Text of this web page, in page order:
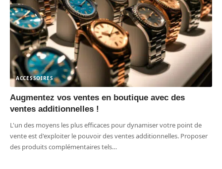
ACCESSOIRES
Augmentez vos ventes en boutique avec des
ventes additionnelles !
L'un des moyens les plus efficaces pour dynamiser votre point de
vente est d'exploiter le pouvoir des ventes additionnelles. Proposer
des produits complémentaires tels…